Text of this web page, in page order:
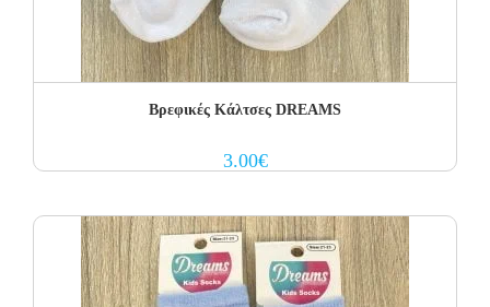
Βρεφικές Κάλτσες DREAMS
3.00€